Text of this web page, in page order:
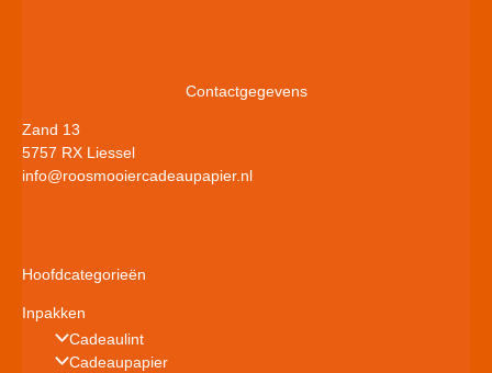
Contactgegevens
Zand 13
5757 RX Liessel
info@roosmooiercadeaupapier.nl
Hoofdcategorieën
Inpakken
Cadeaulint
Cadeaupapier